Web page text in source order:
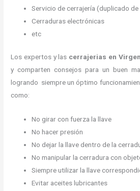
Servicio de cerrajería (duplicado de
Cerraduras electrónicas
etc
Los expertos y las cerrajerias en
y comparten consejos para un buen
logrando siempre un óptimo
como:
No girar con fuerza la llave
No hacer presión
No dejar la llave dentro de la
No manipular la cerradura con
Siempre utilizar la llave
Evitar aceites lubricantes